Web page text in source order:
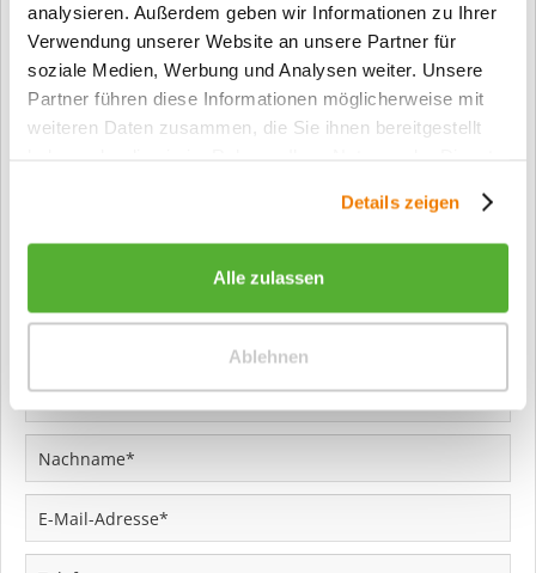
analysieren. Außerdem geben wir Informationen zu Ihrer
Verwendung unserer Website an unsere Partner für
soziale Medien, Werbung und Analysen weiter. Unsere
Partner führen diese Informationen möglicherweise mit
weiteren Daten zusammen, die Sie ihnen bereitgestellt
Details zeigen
Alle zulassen
Ablehnen
Sonderanfertigung Innentüren & Zimmertüren